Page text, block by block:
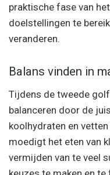
praktische fase van
doelstellingen te
veranderen.
Balans vinden in
Tijdens de tweede
balanceren door de
koolhydraten en
moedigt het eten van
vermijden van te veel